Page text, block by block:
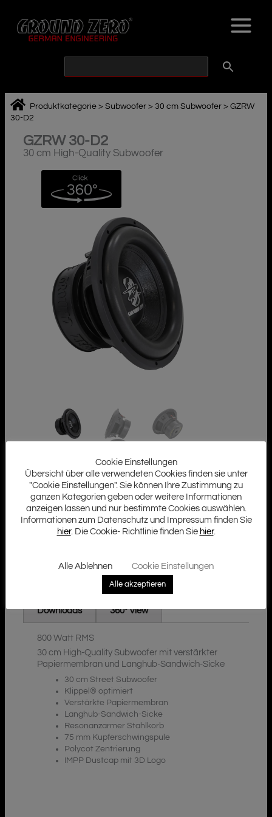
springen
Produktkategorie >Subwoofer > 30 cm Subwoofer >GZRW
30-D2
GZRW 30-D2
30 cm High-Quality Subwoofer
Zusätzliche Informationen
Downloads 360° View
800 Watt RMS
30 cm High-Quality Subwoofer mit verstärkter
Papiermembran und Langhub-Sandwich-Sicke
30 cm Street Subwoofer
Klippel® optimiert
Verstärkte Papiermembran
Langhub-Sandwich-Sicke
Resonanzarmer Stahlkorb
75 mm Kupferschwingspule
Polycot Zentrierung
IMPP Dustcap mit 3D Logo
Cookie Einstellungen
Übersicht über alle verwendeten Cookies finden sie unter
"Cookie Einstellungen". Sie können Ihre Zustimmung zu
ganzen Kategorien geben oder weitere Informationen
anzeigen lassen und nur bestimmte Cookies auswählen.
Informationen zum Datenschutz und Impressum finden Sie
hier. Die Cookie- Richtlinie finden Sie hier.
Alle Ablehnen Cookie Einstellungen
Alle akzeptieren